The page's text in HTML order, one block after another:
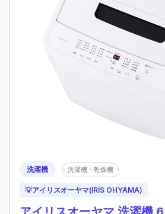
洗濯機 洗濯機・乾燥機
💡アイリスオーヤマ(IRIS OHYAMA)